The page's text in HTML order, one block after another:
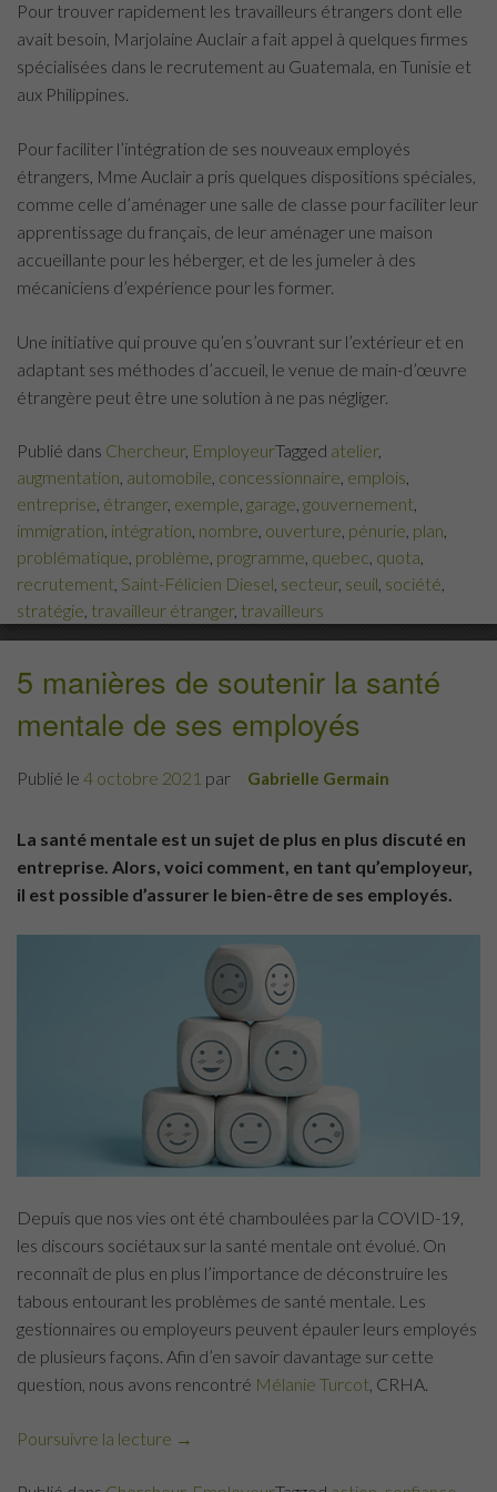
Pour trouver rapidement les travailleurs étrangers dont elle
avait besoin, Marjolaine Auclair a fait appel à quelques firmes
spécialisées dans le recrutement au Guatemala, en Tunisie et
aux Philippines.
Pour faciliter l’intégration de ses nouveaux employés
étrangers, Mme Auclair a pris quelques dispositions spéciales,
comme celle d’aménager une salle de classe pour faciliter leur
apprentissage du français, de leur aménager une maison
accueillante pour les héberger, et de les jumeler à des
mécaniciens d’expérience pour les former.
Une initiative qui prouve qu’en s’ouvrant sur l’extérieur et en
adaptant ses méthodes d’accueil, le venue de main-d’œuvre
étrangère peut être une solution à ne pas négliger.
Publié dans Chercheur, EmployeurTagged atelier,
augmentation automobile concessionnaire emplois
entreprise étranger, exemple garage gouvernement
immigration intégration nombre ouverture pénurie plan
problématique problème programme quebec quota
recrutement Saint-Félicien Diesel secteur, seuil société
stratégie travailleur étranger, travailleurs
5 manières de soutenir la santé
mentale de ses employés
Publié le 4 octobre 2021 par Gabrielle Germain
La santé mentale est un sujet de plus en plus discuté en
entreprise. Alors, voici comment, en tant qu’employeur,
il est possible d’assurer le bien-être de ses employés.
Depuis que nos vies ont été chamboulées par la COVID-19,
les discours sociétaux sur la santé mentale ont évolué. On
reconnaît de plus en plus l’importance de déconstruire les
tabous entourant les problèmes de santé mentale. Les
gestionnaires ou employeurs peuvent épauler leurs employés
de plusieurs façons. Afin d’en savoir davantage sur cette
question, nous avons rencontré Mélanie Turcot , CRHA.
Poursuivre la lecture « 5
→